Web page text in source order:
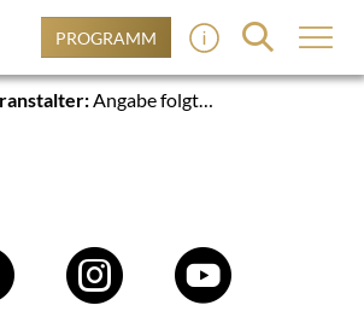
PROGRAMM
Angabe folgt…